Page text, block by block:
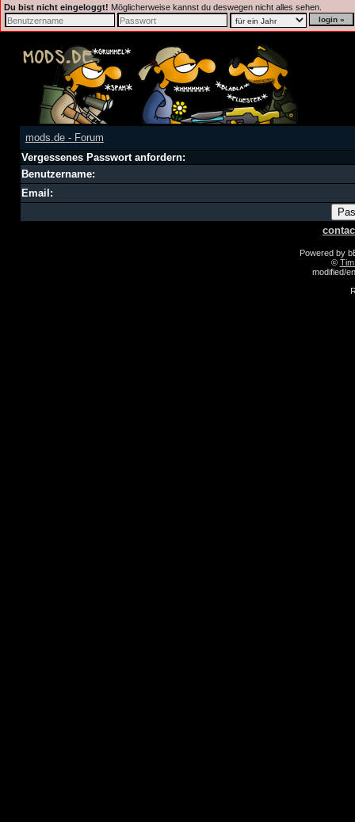
Du bist nicht eingeloggt! Möglicherweise kannst du deswegen nicht alles sehen.
mods.de - Forum
Vergessenes Passwort anfordern:
Benutzername:
Email:
Powered by
©
modified/